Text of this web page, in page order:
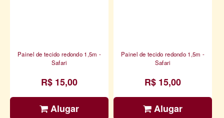
Painel de tecido redondo 1,5m -
Safari
R$ 15,00
Alugar
Painel de tecido redondo 1,5m -
Safari
R$ 15,00
Alugar